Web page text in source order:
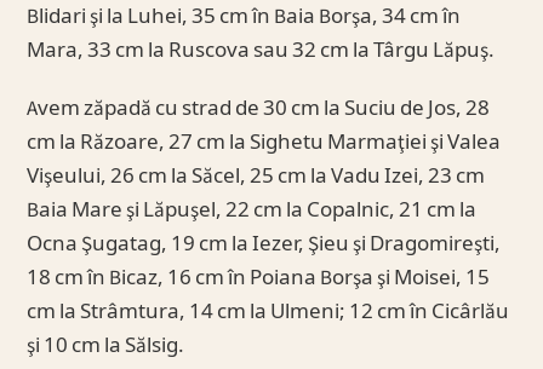
Blidari şi la Luhei, 35 cm în Baia Borşa, 34 cm în
Mara, 33 cm la Ruscova sau 32 cm la Târgu Lăpuş.
Avem zăpadă cu strad de 30 cm la Suciu de Jos, 28
cm la Răzoare, 27 cm la Sighetu Marmaţiei şi Valea
Vişeului, 26 cm la Săcel, 25 cm la Vadu Izei, 23 cm
Baia Mare şi Lăpuşel, 22 cm la Copalnic, 21 cm la
Ocna Şugatag, 19 cm la Iezer, Şieu şi Dragomireşti,
18 cm în Bicaz, 16 cm în Poiana Borşa şi Moisei, 15
cm la Strâmtura, 14 cm la Ulmeni; 12 cm în Cicârlău
şi 10 cm la Sălsig.